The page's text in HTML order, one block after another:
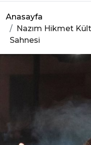
Anasayfa
Nazım Hikmet
Sahnesi